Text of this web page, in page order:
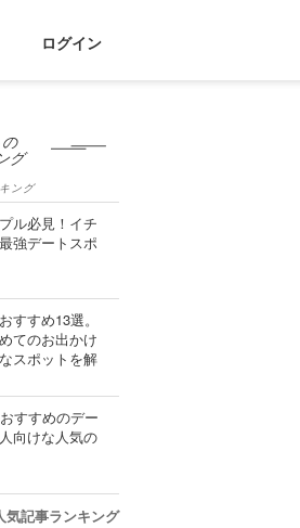
ログイン
グ
ング
ル必見！イチ
強デートスポ
すすめ13選。
てのお出かけ
スポットを解
すすめのデー
向けな人気の
気記事ランキング